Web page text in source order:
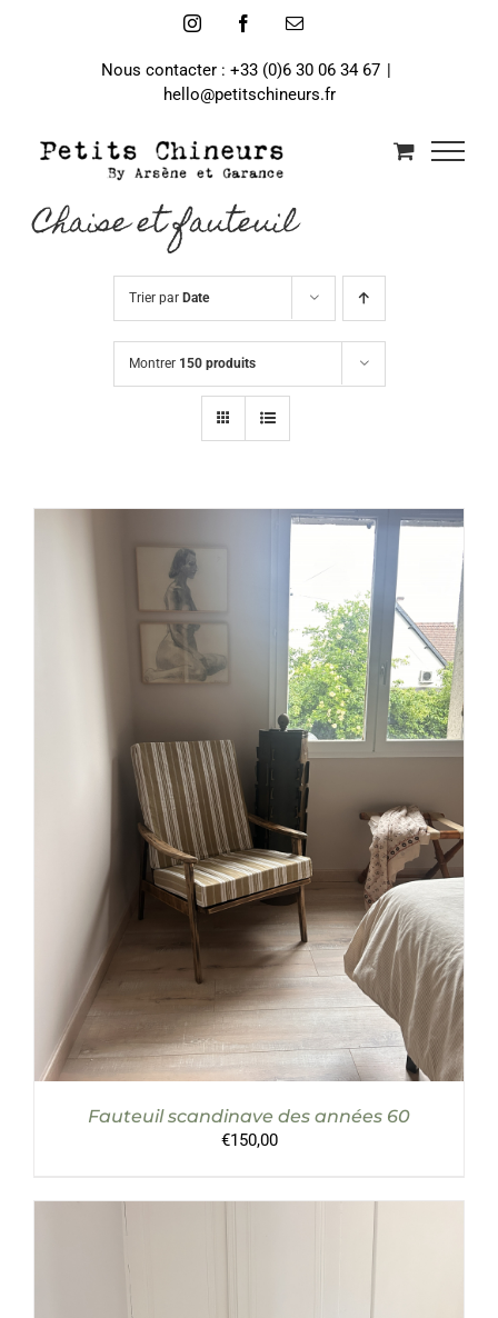
InstagramFacebookEmail
Nous contacter : +33 (0)6 30 06 34 67 |
hello@petitschineurs.fr
Chaise et fauteuil
Trier par Date
Montrer 150 produits
AJOUTER AU PANIER
Fauteuil scandinave des années 60
€150,00